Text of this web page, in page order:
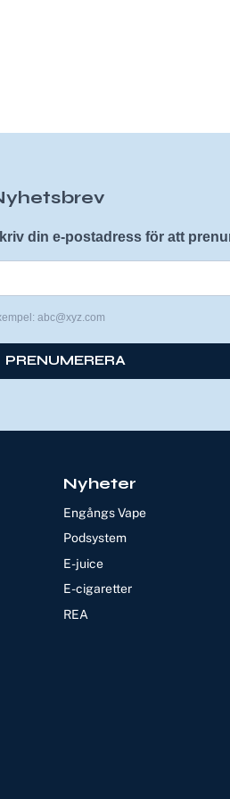
din e-postadress för att
abc@xyz.com
PRENUMERERA
Nyheter
Engångs Vape
Podsystem
E-juice
E-cigaretter
REA